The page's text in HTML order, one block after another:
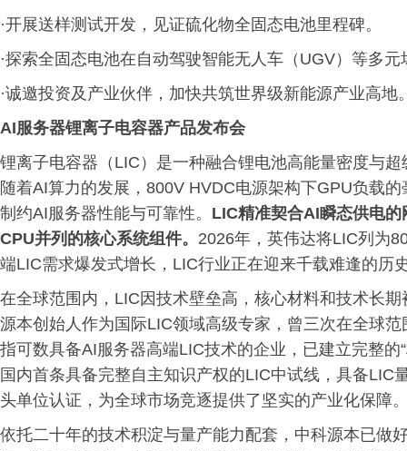
·开展送样测试开发，见证硫化物全固态电池里程碑。
·探索全固态电池在自动驾驶智能无人车（UGV）等多
·诚邀投资及产业伙伴，加快共筑世界级新能源产业高地
AI服务器锂离子电容器产品发布会
锂离子电容器（LIC）是一种融合锂电池高能量密度与
随着AI算力的发展，800V HVDC电源架构下GPU负载
制约AI服务器性能与可靠性。 LIC精准契合AI瞬态供电
CPU并列的核心系统组件。 2026年，英伟达将LIC列为
端LIC需求爆发式增长，LIC行业正在迎来千载难逢的历
在全球范围内，LIC因技术壁垒高，核心材料和技术长
源本创始人作为国际LIC领域高级专家，曾三次在全球
指可数具备AI服务器高端LIC技术的企业，已建立完整
国内首条具备完整自主知识产权的LIC中试线，具备
头单位认证，为全球市场竞逐提供了坚实的产业化保障
依托二十年的技术积淀与量产能力配套，中科源本已做